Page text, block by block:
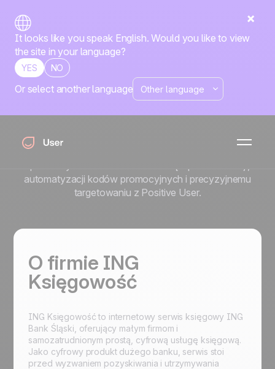
It looks like you speak English. Would you like to view
the site in your language?
YES NO
Or select another language
Jak ING Księgowość
zwiększyło sprzedaż o 119%
Dowiedz się, jak ING Księgowość osiągnęło wzrost
automatyzacji kodów promocyjnych i precyzyjnemu
targetowaniu z Positive User.
O firmie ING
Księgowość
ING Księgowość to internetowy serwis księgowy ING
Bank Śląski, oferujący małym firmom i
samozatrudnionym prostą, cyfrową usługę księgową.
Jako cyfrowy produkt dużego banku, serwis stoi
przed wyzwaniem pozyskiwania i utrzymywania